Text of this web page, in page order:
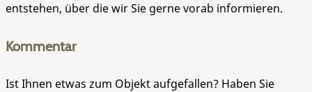
entstehen, über die wir Sie gerne vorab informieren.
Kommentar
Ist Ihnen etwas zum Objekt aufgefallen? Haben Sie